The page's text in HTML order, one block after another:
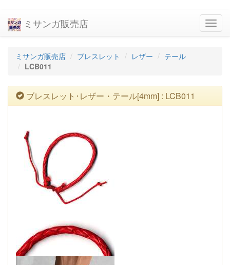
ミサンガ販売店
ミサンガ販売店 ブレスレット レザー
テール
LCB011
ブレスレット･レザー・テール[4mm] : LCB011